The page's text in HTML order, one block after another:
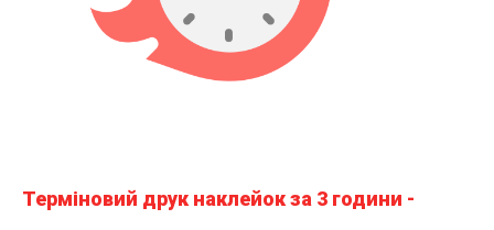
Терміновий друк наклейок за 3 години -